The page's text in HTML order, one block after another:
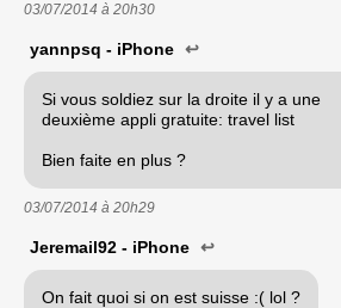
03/07/2014 à 20h30
yannpsq - iPhone ↩
Si vous soldiez sur la droite il y a une
deuxième appli gratuite: travel list
Bien faite en plus ?
03/07/2014 à 20h29
Jeremail92 - iPhone ↩
On fait quoi si on est suisse :( lol ?